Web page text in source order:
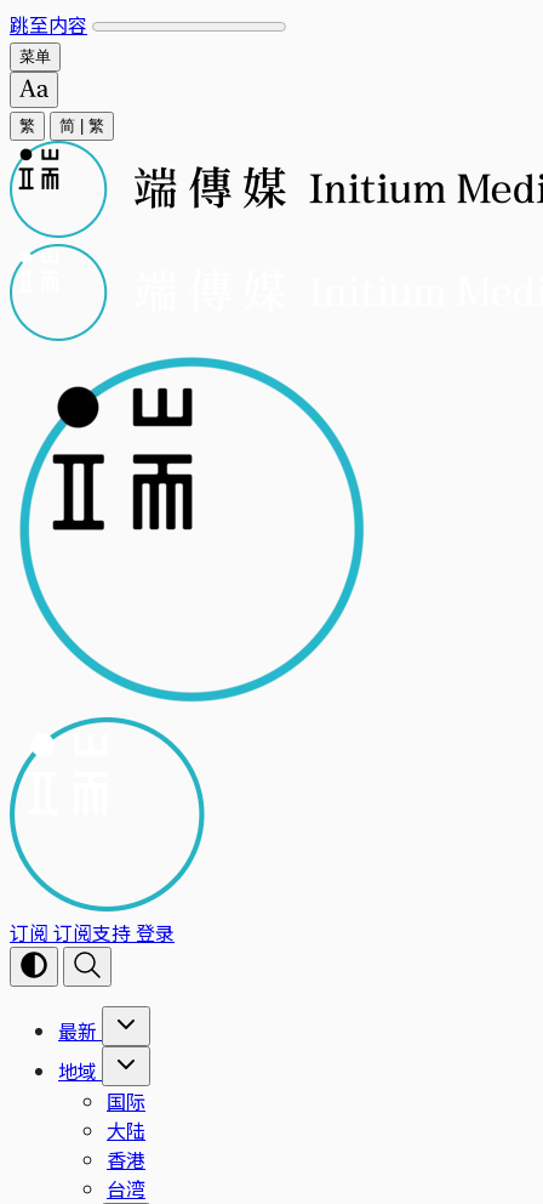
跳至内容
菜单
繁 简 繁
订阅 订阅支持登录
最新
地域
国际
大陆
香港
台湾